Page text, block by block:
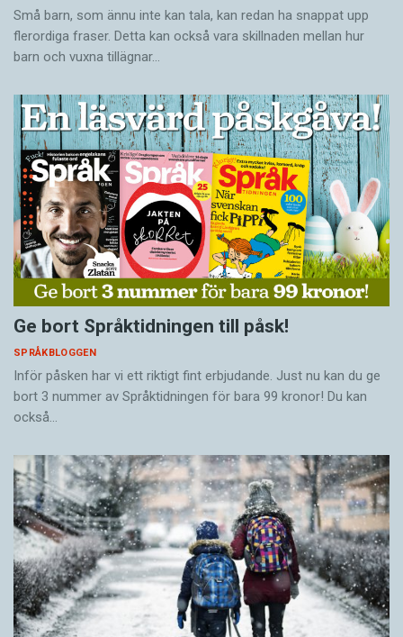
Små barn, som ännu inte kan tala, kan redan ha snappat upp
flerordiga fraser. Detta kan också vara skillnaden mellan hur
barn och vuxna tillägnar…
Ge bort Språktidningen till påsk!
SPRÅKBLOGGEN
Inför påsken har vi ett riktigt fint erbjudande. Just nu kan du ge
bort 3 nummer av Språktidningen för bara 99 kronor! Du kan
också…